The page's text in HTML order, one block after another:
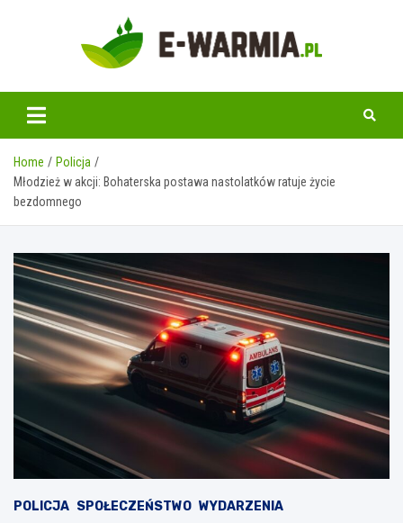
www.e-warmia.pl
Home
Policja
Młodzież w akcji: Bohaterska postawa nastolatków ratuje życie
bezdomnego
POLICJA SPOŁECZEŃSTWO WYDARZENIA